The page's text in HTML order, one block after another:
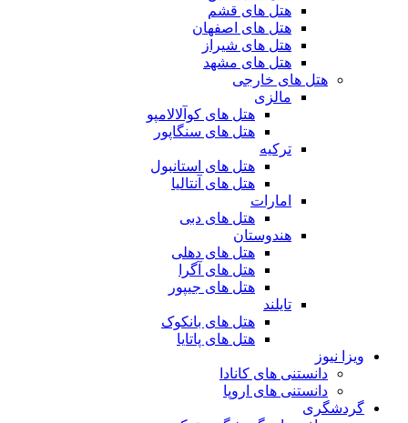
هتل های قشم
هتل های اصفهان
هتل های شیراز
هتل های مشهد
هتل های خارجی
مالزی
هتل های کوآلالامپو
هتل های سنگاپور
ترکیه
هتل های استانبول
هتل های آنتالیا
امارات
هتل های دبی
هندوستان
هتل های دهلی
هتل های آگرا
هتل های جیپور
تایلند
هتل های بانکوک
هتل های پاتایا
ویزا نیوز
دانستنی های کانادا
دانستنی های اروپا
گردشگری